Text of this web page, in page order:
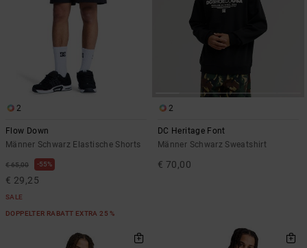
2
Flow Down
Männer Schwarz Elastische Shorts
€ 65,00 55%
€ 29,25
SALE
DOPPELTER RABATT EXTRA 25 %
2
DC Heritage Font
Männer Schwarz Sweatshirt
€ 70,00